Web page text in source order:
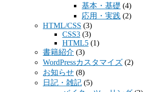
基本・基礎 (4)
応用・実践 (2)
HTML/CSS (3)
CSS3 (3)
HTML5 (1)
書籍紹介 (3)
WordPressカスタマイズ (2)
お知らせ (8)
日記・雑記 (5)